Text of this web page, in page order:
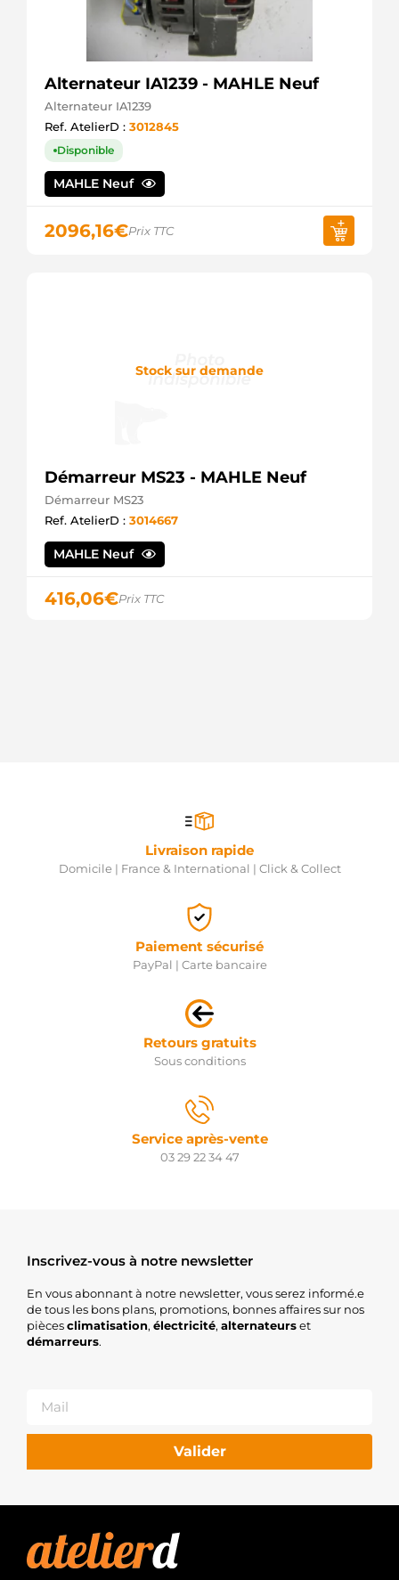
Alternateur IA1239 - MAHLE Neuf
Alternateur IA1239
Ref. AtelierD : 3012845
Disponible
MAHLE Neuf
2096,16€Prix TTC
Stock sur demande
Démarreur MS23 - MAHLE Neuf
Démarreur MS23
Ref. AtelierD : 3014667
MAHLE Neuf
416,06€Prix TTC
Livraison rapide
Domicile | France & International | Click & Collect
Paiement sécurisé
PayPal | Carte bancaire
Retours gratuits
Sous conditions
Service après-vente
03 29 22 34 47
Inscrivez-vous à notre newsletter
En vous abonnant à notre newsletter, vous serez informé.e
de tous les bons plans, promotions, bonnes affaires sur nos
piècesclimatisation, électricité, alternateurset
démarreurs.
Valider